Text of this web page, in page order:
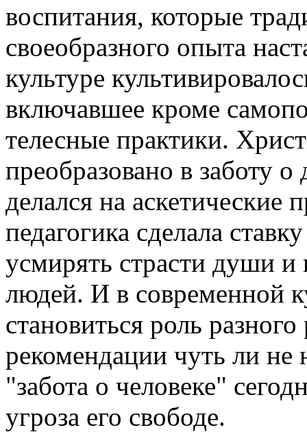
воспитания, которые
своеобразного опыта
культуре
включавшее кроме
телесные практики.
преобразовано в заботу
делался на
педагогика сделала
усмирять страсти души и
людей. И в современной
становиться роль
рекомендации чуть ли не
"забота о человеке"
угроза его свободе.